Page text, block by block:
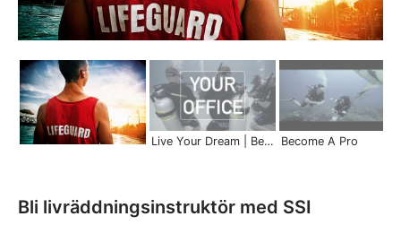
Live Your Dream | Become a Pro Become A Pro
Bli livräddningsinstruktör med SSI